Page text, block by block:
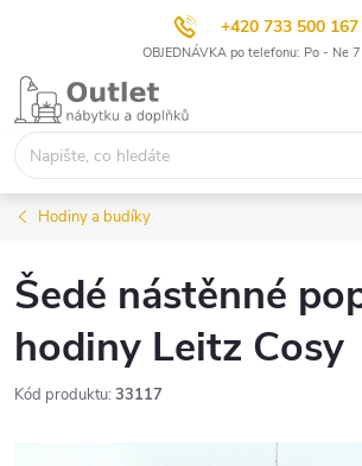
+420 733 500 167
OBJEDNÁVKA po telefonu: Po - Ne
Přejít
obsah
Hodiny a budíky
Šedé nástěnné
hodiny Leitz Cosy
Kód produktu: 33117